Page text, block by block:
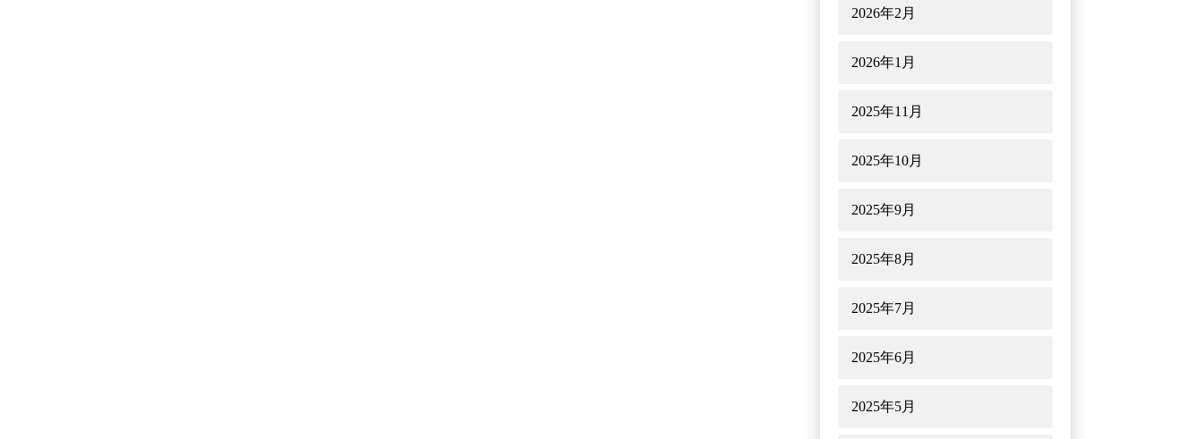
2026年2月
2026年1月
2025年11月
2025年10月
2025年9月
2025年8月
2025年7月
2025年6月
2025年5月